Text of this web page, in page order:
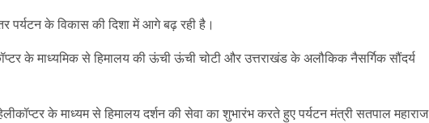
पर्यटन के विकास की दिशा में आगे बढ़ रही है।
के माध्यमिक से हिमालय की ऊंची ऊंची चोटी और उत्तराखंड के अलौकिक नैसर्गिक सौंदर्य
के माध्यम से हिमालय दर्शन की सेवा का शुभारंभ करते हुए पर्यटन मंत्री सतपाल महाराज